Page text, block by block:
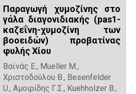
Παραγωγή χυμοζίνης στο
γάλα διαγονιδιακής (pas1-
καζεΐνη-χυμοζίνη των
βοοειδών) προβατίνας
φυλής Χίου
Βαϊνάς Ε., Mueller M.,
Χριστοδούλου Β., Besenfelder
U., Αμοιρίδης Γ.Σ., Kuehholzer B.,